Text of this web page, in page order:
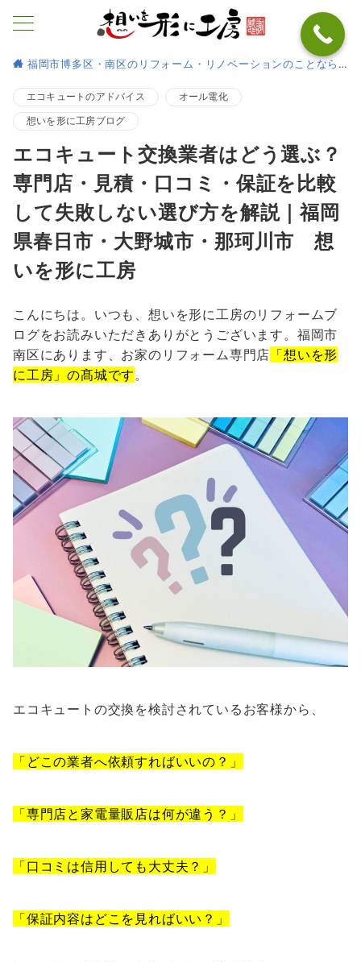
福岡市博多区・南区のリフォーム・リノベーションのことなら
エコキュートのアドバイス オール電化
想いを形に工房ブログ
エコキュート交換業者はどう選ぶ？
専門店・見積・口コミ・保証を比較
して失敗しない選び方を解説｜福岡
県春日市・大野城市・那珂川市 想
いを形に工房
こんにちは。いつも、想いを形に工房のリフォームブ
ログをお読みいただきありがとうございます。福岡市
南区にあります、お家のリフォーム専門店 「想いを形
に工房」の髙城です。
エコキュートの交換を検討されているお客様から、
「どこの業者へ依頼すればいいの？」
「専門店と家電量販店は何が違う？」
「口コミは信用しても大丈夫？」
「保証内容はどこを見ればいい？」